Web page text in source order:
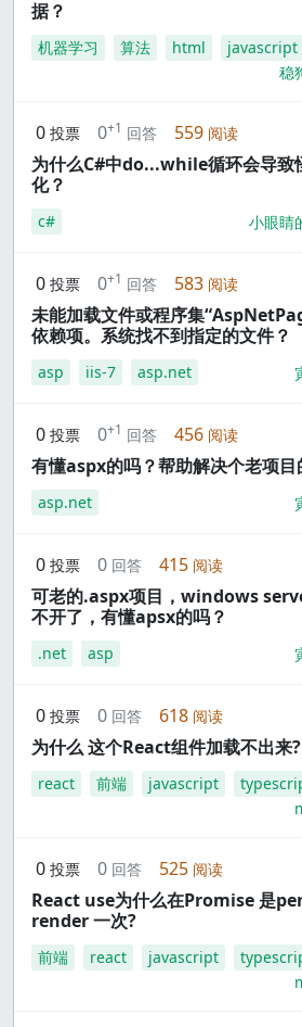
据？
机器学习 算法 html javascript
稳
0 投票 0+1 回答 559 阅读
为什么C#中do...while循环会导致
化？
c# 小眼睛
0 投票 0+1 回答 583 阅读
未能加载文件或程序集
依赖项。系统找不到指定的文件？
asp iis-7 asp.net
0 投票 0+1 回答 456 阅读
有懂aspx的吗？帮助解决个老项目
asp.net
0 投票 0 回答 415 阅读
可老的.aspx项目，windows
不开了，有懂apsx的吗？
.net asp
0 投票 0 回答 618 阅读
为什么 这个React组件加载不出来?
react 前端 javascript
0 投票 0 回答 525 阅读
React use为什么在Promise 是
render 一次?
前端 react javascript